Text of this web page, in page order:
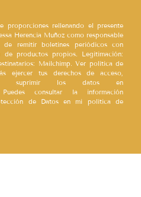
proporciones rellenando el presente
Herencia Muñoz como responsable
remitir boletines periódicos con
productos propios. Legitimación:
Mailchimp. Ver política de
ejercer tus derechos de acceso,
y suprimir los datos en
Puedes consultar la información
de Datos en mi política de